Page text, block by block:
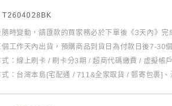
T2604028BK
隨時變動，請匯款的買家務必於下單後《3天內》
個工作天內出貨，預購商品到貨日為付款日後7-30
式：線上刷卡 / 刷卡分3期 / 超商代碼繳費 / 虛擬帳
式：台灣本島[宅配通 / 711&全家取貨 / 郵寄包裹]